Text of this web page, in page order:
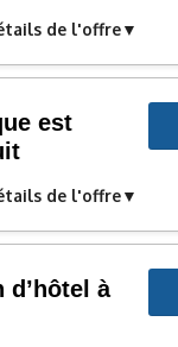
de l'offre
est
de l'offre
d’hôtel à